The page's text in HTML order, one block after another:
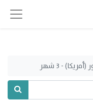
- 3 شهر